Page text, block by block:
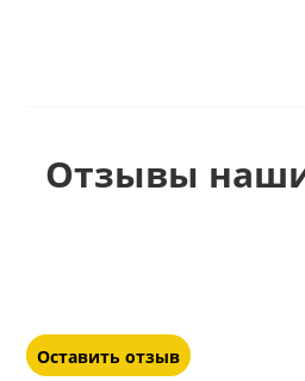
Отзывы
Оставить отзыв